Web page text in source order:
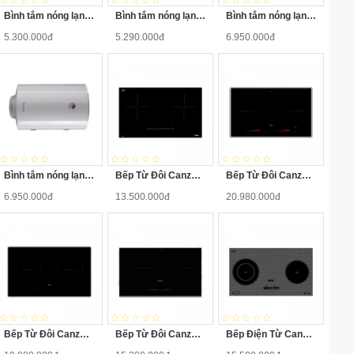
Bình tắm nóng lạnh Ariston PRO-R80V 2.5FE 80 Lít
5.300.000đ
Bình tắm nóng lạnh Ariston PRO-R80H 2.5FE 80 Lít
5.290.000đ
Bình tắm nóng lạnh Ariston PRO-R100V 2.5FE 100 Lít
6.950.000đ
Bình tắm nóng lạnh Ariston PRO-R100H 2.5FE 100 Lít
6.950.000đ
Bếp Từ Đôi Canzy CZ-922P
13.500.000đ
Bếp Từ Đôi Canzy CZ-702IP
20.980.000đ
Bếp Từ Đôi Canzy CZ-702IPA
Bếp Từ Đôi Canzy CZ-922H
Bếp Điện Từ Canzy CZ-BMIX740T